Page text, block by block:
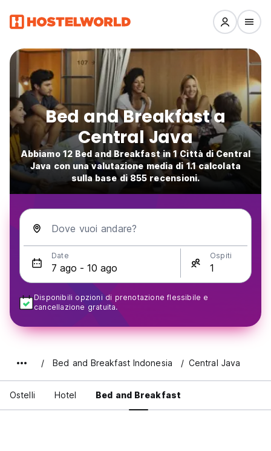
Bed and Breakfast a
Central Java
Abbiamo 12 Bed and Breakfast in 1 Città di Central
Java con una valutazione media di 1.1 calcolata
sulla base di 855 recensioni.
Dove vuoi andare?
Date Ospiti
Disponibili opzioni di prenotazione flessibile e
cancellazione gratuita.
Bed and Breakfast Indonesia Central Java
Ostelli Hotel Bed and Breakfast